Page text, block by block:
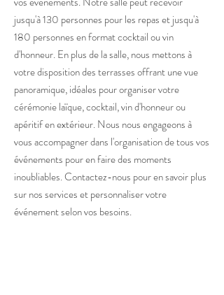
jusqu'à 130 personnes pour les repas et jusqu'à
180 personnes en format cocktail ou vin
d'honneur. En plus de la salle, nous mettons à
votre disposition des terrasses offrant une vue
panoramique, idéales pour organiser votre
cérémonie laïque, cocktail, vin d'honneur ou
apéritif en extérieur. Nous nous engageons à
vous accompagner dans l'organisation de tous vos
événements pour en faire des moments
inoubliables. Contactez-nous pour en savoir plus
sur nos services et personnaliser votre
événement selon vos besoins.